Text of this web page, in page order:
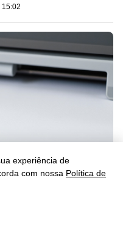
experiência de
com nossa Política de
Veja como resolver